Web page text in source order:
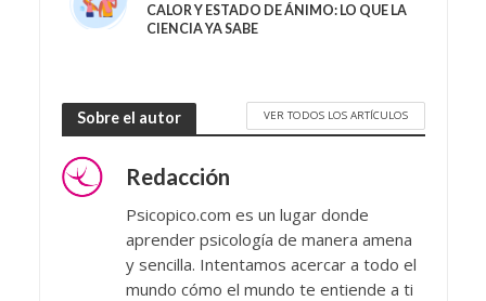
CALOR Y ESTADO DE ÁNIMO: LO QUE LA
CIENCIA YA SABE
Sobre el autor VER TODOS LOS ARTÍCULOS
Redacción
Psicopico.com es un lugar donde
aprender psicología de manera amena
y sencilla. Intentamos acercar a todo el
mundo cómo el mundo te entiende a ti